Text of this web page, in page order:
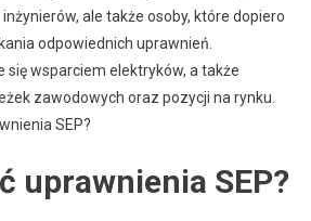
ale także osoby, które dopiero
odpowiednich uprawnień.
wsparciem elektryków, a także
zawodowych oraz pozycji na rynku.
SEP?
uprawnienia SEP?